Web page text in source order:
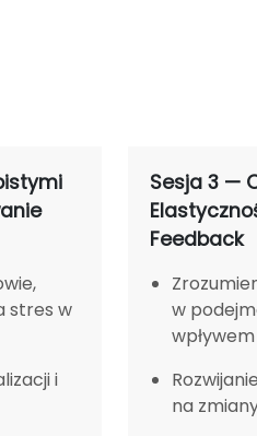
stres w
i
Sesja 3 —
Feedback
w
na